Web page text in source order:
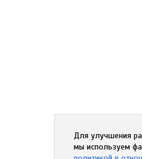
Для улучшения
мы используем